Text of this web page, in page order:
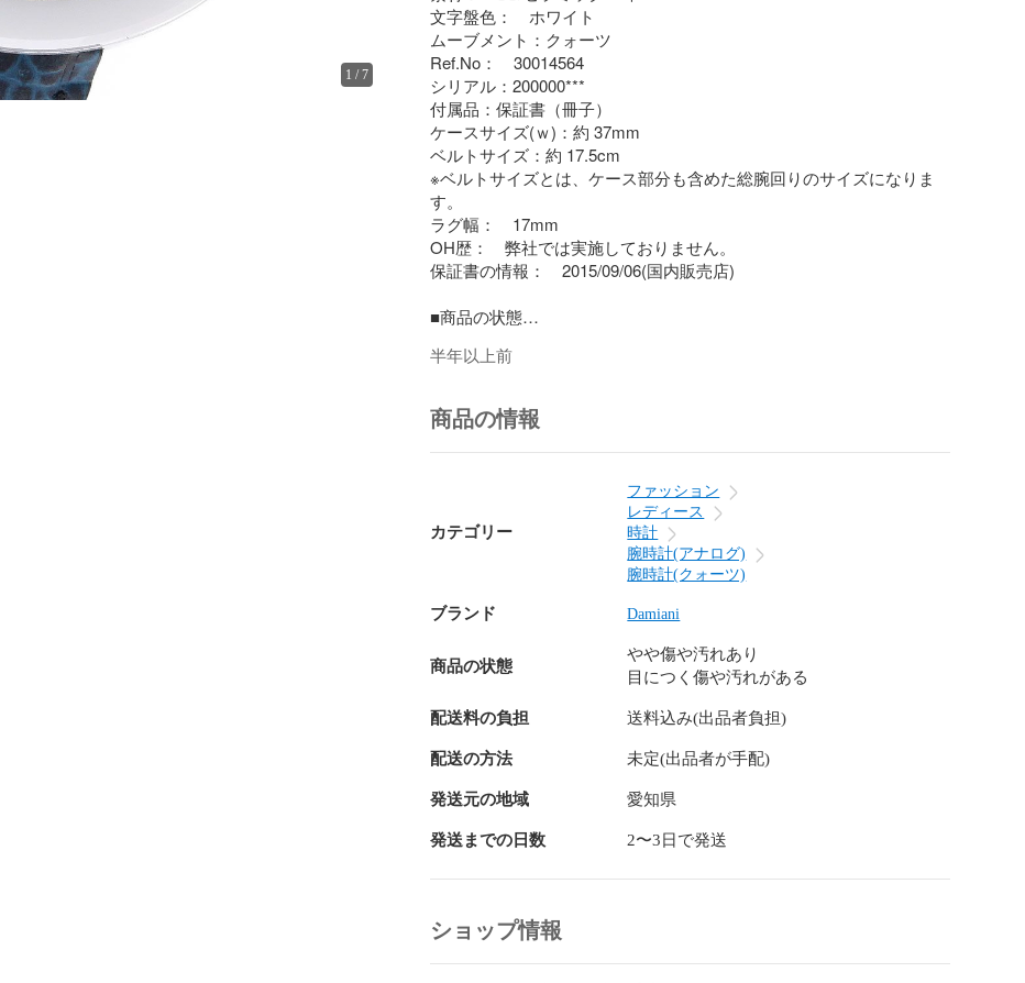
1 /7
文字盤色：　ホワイト
ムーブメント：クォーツ
Ref.No：　30014564
シリアル：200000***
付属品：保証書（冊子）
ケースサイズ(ｗ)：約 37mm
ベルトサイズ：約 17.5cm
※ベルトサイズとは、ケース部分も含めた総腕回りのサイズになりま
す。
ラグ幅：　17mm
OH歴：　弊社では実施しておりません。
保証書の情報：　2015/09/06(国内販売店)
■商品の状態
ガラス：綺麗な状態
ベゼル：少しの擦り傷
ベルト/ブレスレット：未使用品　※社外品
針：僅かなシミ
尾錠/バックル：　擦り傷が多い、純正品
商品番号：911465   404  251006 AS
半年以上前
商品の情報
カテゴリー
ファッション
レディース
時計
腕時計(アナログ)
腕時計(クォーツ)
ブランド Damiani
商品の状態
やや傷や汚れあり
目につく傷や汚れがある
配送料の負担 送料込み(出品者負担)
配送の方法 未定(出品者が手配)
発送元の地域 愛知県
発送までの日数 2〜3日で発送
ショップ情報